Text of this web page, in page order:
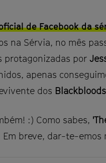
de Facebook da
na Sérvia, no mês
protagonizadas por
apenas
dos Blackbloods
:) Como sabes,
Em breve, dar-te-